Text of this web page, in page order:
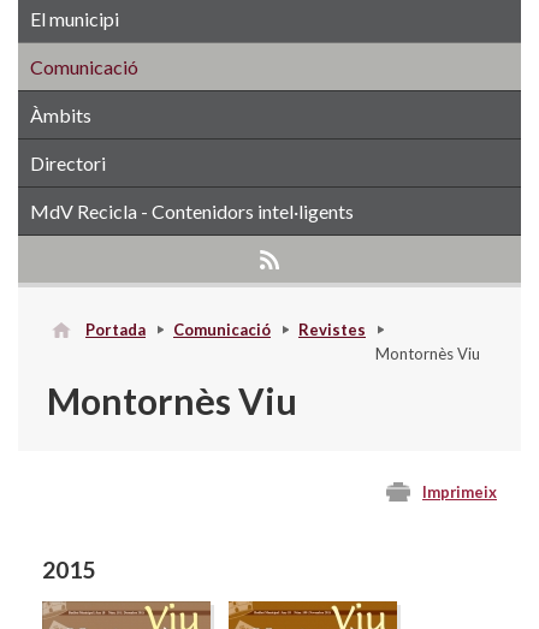
El municipi
Comunicació
Àmbits
Directori
MdV Recicla - Contenidors intel·ligents
Portada Comunicació
Revistes
Montornès Viu
Montornès Viu
Imprimeix
2015